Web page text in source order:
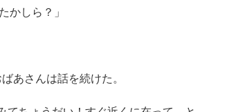
かしら？」
あさんは話を続けた。